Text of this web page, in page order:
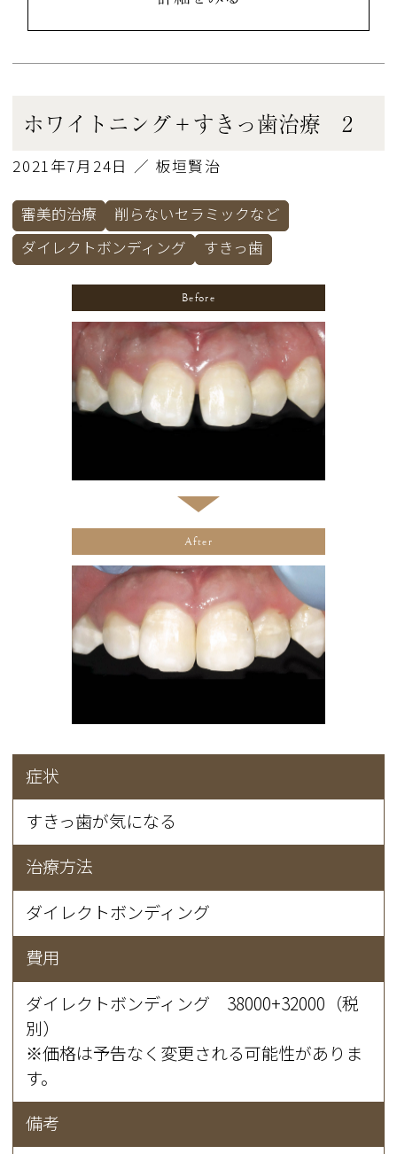
ホワイトニング＋すきっ歯治療 2
2021年7月24日 ／ 板垣賢治
審美的治療
削らないセラミックなど
ダイレクトボンディング
すきっ歯
Before
After
症状
すきっ歯が気になる
治療方法
ダイレクトボンディング
費用
ダイレクトボンディング 38000+32000（税
別）
※価格は予告なく変更される可能性がありま
す。
備考